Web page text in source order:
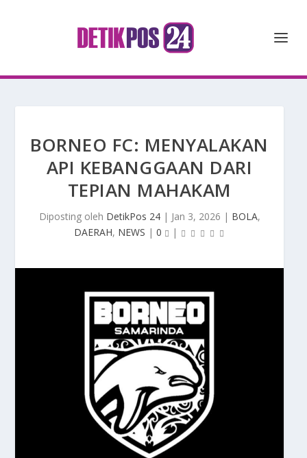
BORNEO FC: MENYALAKAN
API KEBANGGAAN DARI
TEPIAN MAHAKAM
Diposting oleh DetikPos 24| Jan 3, 2026 | BOLA,
DAERAH, NEWS | 0 |